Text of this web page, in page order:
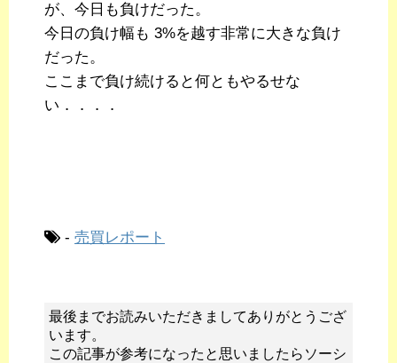
が、今日も負けだった。
今日の負け幅も 3%を越す非常に大きな負け
だった。
ここまで負け続けると何ともやるせな
い．．．．
- 売買レポート
最後までお読みいただきましてありがとうござ
います。
この記事が参考になったと思いましたらソーシ